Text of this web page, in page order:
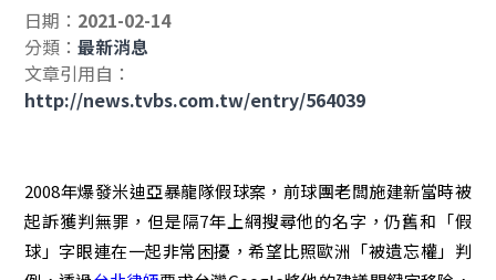
日期： 2021-02-14
分類：最新消息
文章引用自：
http://news.tvbs.com.tw/entry/564039
2008年爆發米迪亞暴龍隊假球案，前球團老闆施建新當時被
起訴獲判無罪，但是隔7年上網搜尋他的名字，仍舊和「假
球」字眼連在一起非常困擾，希望比照歐洲「被遺忘權」判